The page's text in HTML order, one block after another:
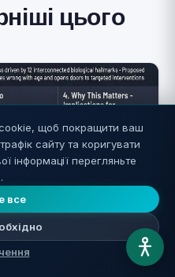
цього
ми старіємо,
щоб покращити ваш
сайту та коригувати
інформації перегляньте
все